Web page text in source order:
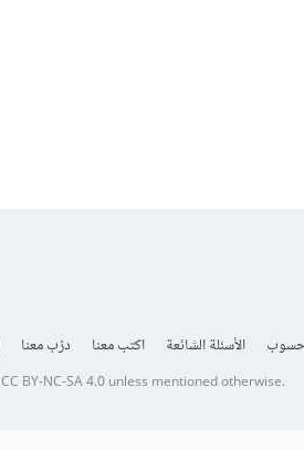
حسوب الأسئلة الشائعة اكتب معنا درّب معنا
CC BY-NC-SA 4.0unless mentioned otherwise.